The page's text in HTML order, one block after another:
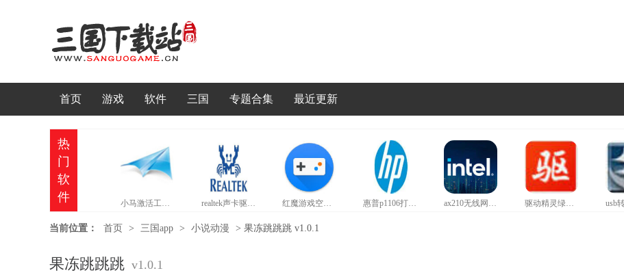
首页 游戏 软件 三国 专题合集 最近更新
热
门
软
件
小马激活工具官网版 realtek声卡驱动官网版 红魔游戏空间官方正版 惠普p1106打印机驱动 ax210无线网卡驱动 驱动精灵绿色版
当前位置： 首页 > 三国app > 小说动漫 > 果冻跳跳跳 v1.0.1
果冻跳跳跳 v1.0.1